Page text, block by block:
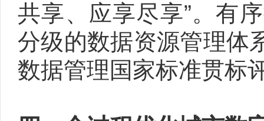
共享、应享尽享”。有
分级的数据资源管理体
数据管理国家标准贯标